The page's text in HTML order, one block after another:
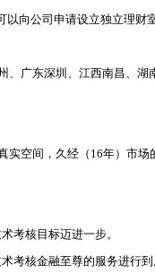
向公司申请设立独立理财
、广东深圳、江西南昌、
空间，久经（16年）市
考核目标迈进一步。
考核金融至尊的服务进行到